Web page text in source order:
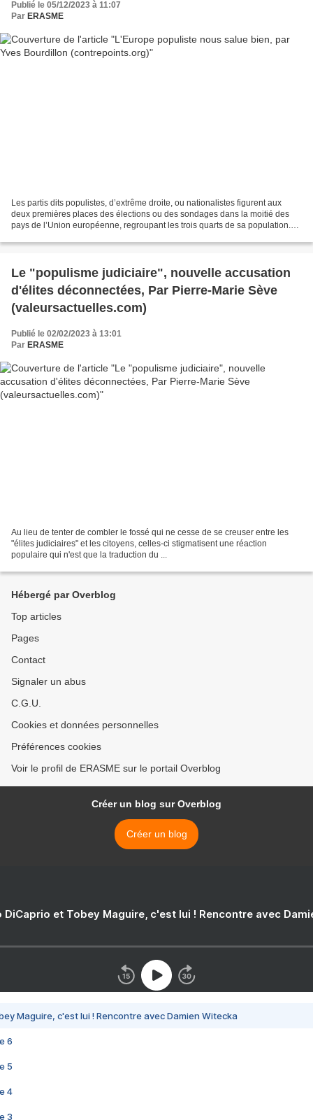
Publié le 05/12/2023 à 11:07
Par ERASME
Les partis dits populistes, d’extrême droite, ou nationalistes figurent aux
deux premières places des élections ou des sondages dans la moitié des
pays de l’Union européenne, regroupant les trois quarts de sa population.
Le "populisme judiciaire", nouvelle accusation
d'élites déconnectées, Par Pierre-Marie Sève
(valeursactuelles.com)
Publié le 02/02/2023 à 13:01
Par ERASME
Au lieu de tenter de combler le fossé qui ne cesse de se creuser entre les
"élites judiciaires" et les citoyens, celles-ci stigmatisent une réaction
populaire qui n'est que la traduction du ...
Hébergé par Overblog
Top articles
Pages
Contact
Signaler un abus
C.G.U.
Cookies et données personnelles
Préférences cookies
Voir le profil de ERASME sur le portail Overblog
Créer un blog sur Overblog
Créer un blog
DiCaprio et Tobey Maguire, c'est lui ! Rencontre avec
Maguire, c'est lui ! Rencontre avec Damien Witecka
6
5
4
3